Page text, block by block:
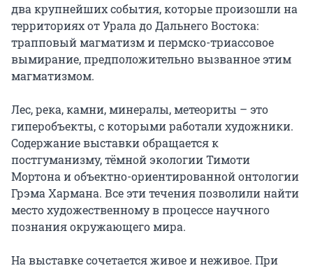
два крупнейших события, которые произошли на
территориях от Урала до Дальнего Востока:
трапповый магматизм и пермско-триассовое
вымирание, предположительно вызванное этим
магматизмом.
Лес, река, камни, минералы, метеориты – это
гиперобъекты, с которыми работали художники.
Содержание выставки обращается к
постгуманизму, тёмной экологии Тимоти
Мортона и объектно-ориентированной онтологии
Грэма Хармана. Все эти течения позволили найти
место художественному в процессе научного
познания окружающего мира.
На выставке сочетается живое и неживое. При